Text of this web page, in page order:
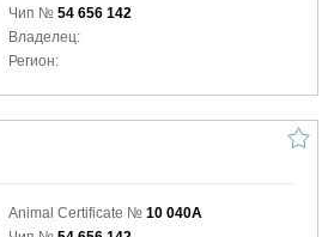
Чип № 54 656 142
Владелец:
Регион:
Animal Certificate № 10 040A